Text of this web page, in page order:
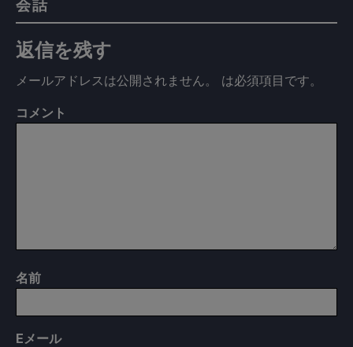
会話
返信を残す
メールアドレスは公開されません。 は必須項目です。
コメント
名前
E メール